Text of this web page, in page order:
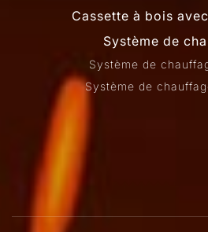
Cassette à bois
Système de
Système de
Système de